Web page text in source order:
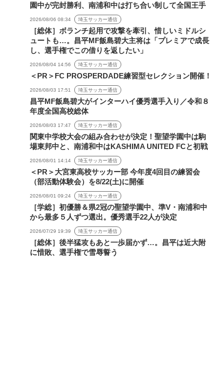
園中が完封勝利、南浦和中は打ち合い制して全国王手
2026/08/06 08:34 埼玉サッカー通信
［総体］ボランチ起用で攻撃を牽引、惜しいミドルシ
ュートも…。昌平MF飯島碧大主将は「プレミアで成長
し、選手権でこの借りを返したい」
2026/08/04 14:56 埼玉サッカー通信
＜PR＞FC PROSPERDADE練習型セレクション開催！
2026/08/03 17:51 埼玉サッカー通信
昌平MF飯島碧大がインターハイ優秀選手入り／令和８
年度全国高校総体
2026/08/03 17:47 埼玉サッカー通信
関東中学校大会の組み合わせが決定！聖望学園中は駒
場東邦中と、南浦和中はKASHIMA UNITED FCと初戦
2026/08/01 14:14 埼玉サッカー通信
＜PR＞大宮東高校サッカー部 今年度4回目の練習会
（部活動体験会）を8/22(土)に開催
2026/08/01 09:24 埼玉サッカー通信
［学総］初優勝＆県2冠の聖望学園中、準V・南浦和中
から最多５人ずつ選出。優秀選手22人が決定
2026/07/29 19:39 埼玉サッカー通信
［総体］後半猛攻もあと一歩届かず…。昌平は近大附
に惜敗、選手権で雪辱誓う